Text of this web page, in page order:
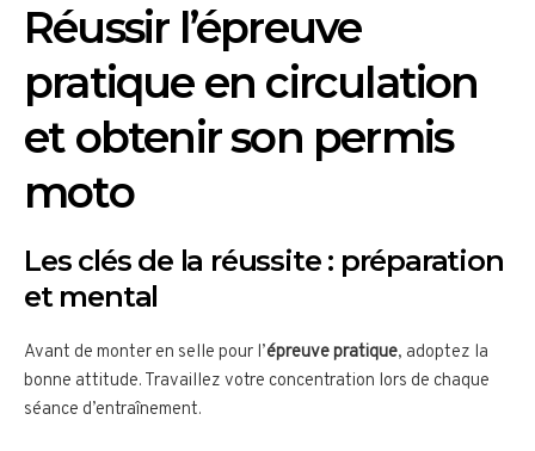
Réussir l’épreuve
pratique en circulation
et obtenir son permis
moto
Les clés de la réussite : préparation
et mental
Avant de monter en selle pour l’épreuve pratique, adoptez la
bonne attitude. Travaillez votre concentration lors de chaque
séance d’entraînement.